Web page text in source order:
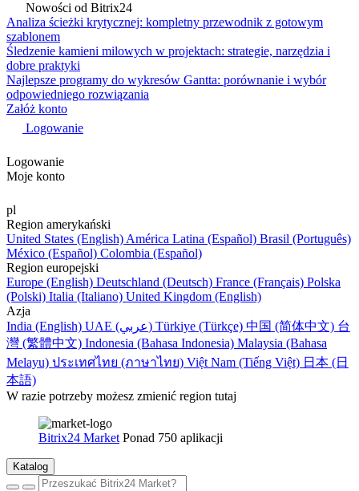
Nowości od Bitrix24
Analiza ścieżki krytycznej: kompletny przewodnik z gotowym
szablonem
Śledzenie kamieni milowych w projektach: strategie, narzędzia i
dobre praktyki
Najlepsze programy do wykresów Gantta: porównanie i wybór
odpowiedniego rozwiązania
Załóż konto
Logowanie
Logowanie
Moje konto
pl
Region amerykański
United States (English) América Latina (Español) Brasil (Português)
México (Español) Colombia (Español)
Region europejski
Europe (English) Deutschland (Deutsch) France (Français) Polska
(Polski) Italia (Italiano) United Kingdom (English)
Azja
India (English)
UAE (عربي) Türkiye (Türkçe) 中国 (简体中文) 台
灣 (繁體中文) Indonesia (Bahasa Indonesia) Malaysia (Bahasa
Melayu) ประเทศไทย (ภาษาไทย) Việt Nam (Tiếng Việt) 日本 (日
本語)
W razie potrzeby możesz zmienić region tutaj
Bitrix24 Market Ponad 750 aplikacji
Katalog